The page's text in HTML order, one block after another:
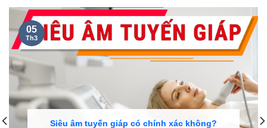
Siêu âm tuyến giáp có chính xác không?
05
Th3